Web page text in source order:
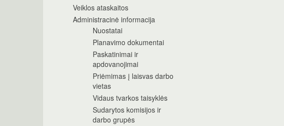
Veiklos ataskaitos
Administracinė informacija
Nuostatai
Planavimo dokumentai
Paskatinimai ir
apdovanojimai
Priėmimas į laisvas darbo
vietas
Vidaus tvarkos taisyklės
Sudarytos komisijos ir
darbo grupės